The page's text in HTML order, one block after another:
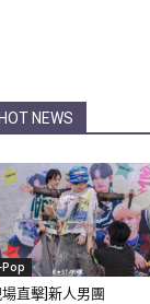
HOT NEWS
Pop
場直擊]新人男團